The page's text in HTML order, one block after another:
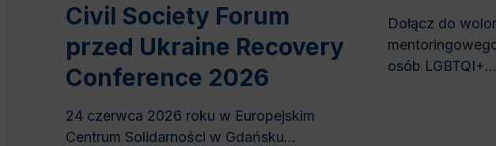
Civil Society Forum
przed Ukraine Recovery
Conference 2026
24 czerwca 2026 roku w Europejskim
Centrum Solidarności w Gdańsku...
Dołącz do
osób LGBTQI+...